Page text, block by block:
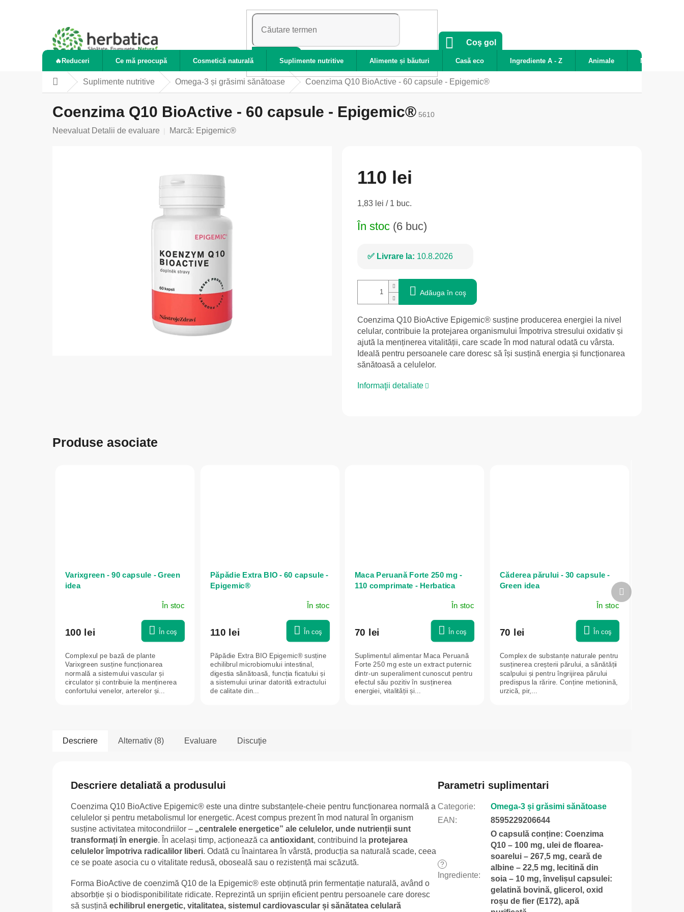
CĂUTARE
COŞ
CUMPĂRĂTURI
Coş gol
🔥Reduceri Ce mă preocupă Cosmetică naturală Suplimente nutritive Alimente și băuturi Casă eco Ingrediente A - Z Animale Noutăți
AcasăSuplimente nutritive Omega-3 și grăsimi sănătoase Coenzima Q10 BioActive - 60 capsule - Epigemic®
Coenzima Q10 BioActive - 60 capsule - Epigemic® 5610
Evaluarea
Neevaluat Detalii de evaluare Marcă: Epigemic®
110 lei
Evaluare
1,83 lei / 1 buc.
În stoc (6 buc)
Livrare la: 10.8.2026
Adăuga în coş
Coenzima Q10 BioActive Epigemic® susține producerea energiei la nivel
celular, contribuie la protejarea organismului împotriva stresului oxidativ și
ajută la menținerea vitalității, care scade în mod natural odată cu vârsta.
Ideală pentru persoanele care doresc să își susțină energia și funcționarea
sănătoasă a celulelor.
Informaţii detaliate
Produse asociate
Varixgreen - 90 capsule - Green
idea
În stoc
100 lei În coş
Complexul pe bază de plante
Varixgreen susține funcționarea
normală a sistemului vascular și
circulator și contribuie la menținerea
confortului venelor, arterelor și...
Păpădie Extra BIO - 60 capsule -
Epigemic®
În stoc
110 lei În coş
Păpădie Extra BIO Epigemic® susține
echilibrul microbiomului intestinal,
digestia sănătoasă, funcția ficatului și
a sistemului urinar datorită extractului
de calitate din...
Maca Peruană Forte 250 mg -
110 comprimate - Herbatica
În stoc
70 lei În coş
Suplimentul alimentar Maca Peruană
Forte 250 mg este un extract puternic
dintr-un superaliment cunoscut pentru
efectul său pozitiv în susținerea
energiei, vitalității și...
Căderea părului - 30 capsule -
Green idea
În stoc
70 lei În coş
Complex de substanțe naturale pentru
susținerea creșterii părului, a sănătății
scalpului și pentru îngrijirea părului
predispus la rărire. Conține metionină,
urzică, pir,...
Produsul
următor
Descriere Alternativ (8) Evaluare Discuţie
Descriere detaliată a produsului
Coenzima Q10 BioActive Epigemic® este una dintre substanțele-cheie pentru funcționarea normală a
celulelor și pentru metabolismul lor energetic. Acest compus prezent în mod natural în organism
susține activitatea mitocondriilor – „centralele energetice” ale celulelor, unde nutrienții sunt
transformați în energie. În același timp, acționează ca antioxidant, contribuind la protejarea
celulelor împotriva radicalilor liberi. Odată cu înaintarea în vârstă, producția sa naturală scade, ceea
ce se poate asocia cu o vitalitate redusă, oboseală sau o rezistență mai scăzută.
Forma BioActive de coenzimă Q10 de la Epigemic® este obținută prin fermentație naturală, având o
absorbție și o biodisponibilitate ridicate. Reprezintă un sprijin eficient pentru persoanele care doresc
să susțină echilibrul energetic, vitalitatea, sistemul cardiovascular și sănătatea celulară
Parametri suplimentari
Categorie:
Omega-3 și grăsimi sănătoase
EAN : 8595229206644
?
Ingrediente:
O capsulă conține: Coenzima
Q10 – 100 mg, ulei de floarea-
soarelui – 267,5 mg, ceară de
albine – 22,5 mg, lecitină din
soia – 10 mg, învelișul capsulei:
gelatină bovină, glicerol, oxid
roșu de fier (E172), apă